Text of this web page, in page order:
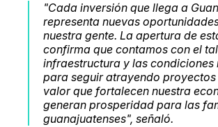
"Cada inversión que llega a
representa nuevas
nuestra gente. La apertura de
confirma que contamos con el
infraestructura y las condiciones
para seguir atrayendo
valor que fortalecen nuestra
generan prosperidad para las
guanajuatenses", señaló.